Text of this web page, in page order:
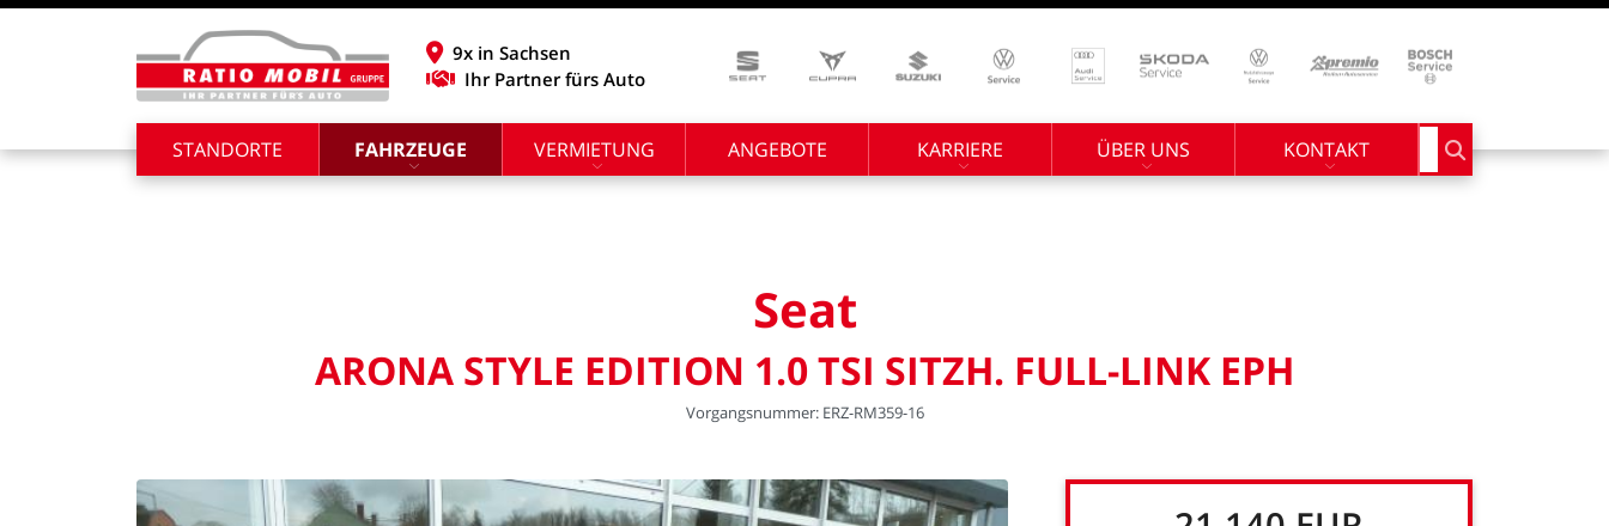
9x in Sachsen
Ihr Partner fürs Auto
STANDORTE FAHRZEUGE VERMIETUNG ANGEBOTE KARRIERE ÜBER UNS KONTAKT Suchbegriff
Seat
ARONA STYLE EDITION 1.0TSI SITZH. FULL-LINK EPH
Vorgangsnummer: ERZ-RM359-16